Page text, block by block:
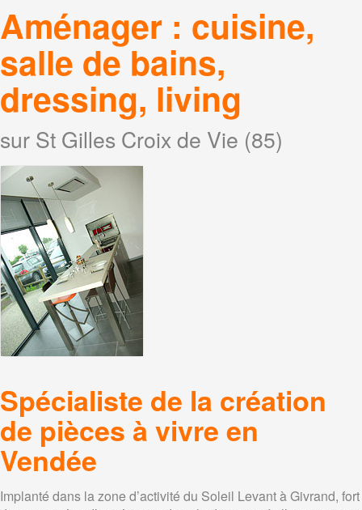
Aménager : cuisine,
salle de bains,
dressing, living
sur St Gilles Croix de Vie (85)
Spécialiste de la création
de pièces à vivre en
Vendée
Implanté dans la zone d’activité du Soleil Levant à Givrand, fort